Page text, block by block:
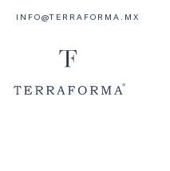
INFO@TERRAFORMA.MX